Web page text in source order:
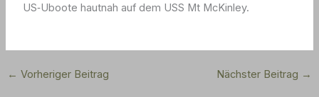
US‑Uboote hautnah auf dem USS Mt McKinley.
← Vorheriger Beitrag Nächster Beitrag →